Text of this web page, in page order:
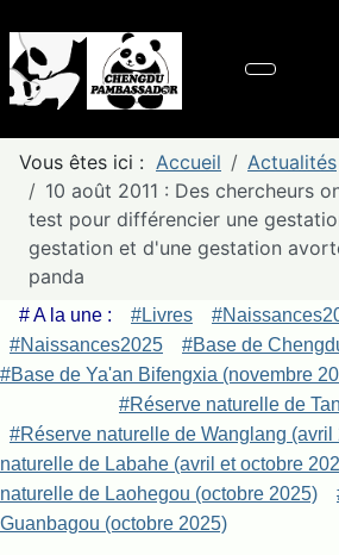
Vous êtes ici : Accueil Actualités
10 août 2011 : Des chercheurs
test pour différencier une
gestation et d'une gestation
panda
# A la une : #Livres
#Naissances2025
#Base de
#Base de Ya'an Bifengxia (novembre
#Réserve naturelle de
#Réserve naturelle de Wanglang (avril
naturelle de Labahe (avril et octobre
naturelle de Laohegou (octobre 2025)
Guanbagou (octobre 2025)